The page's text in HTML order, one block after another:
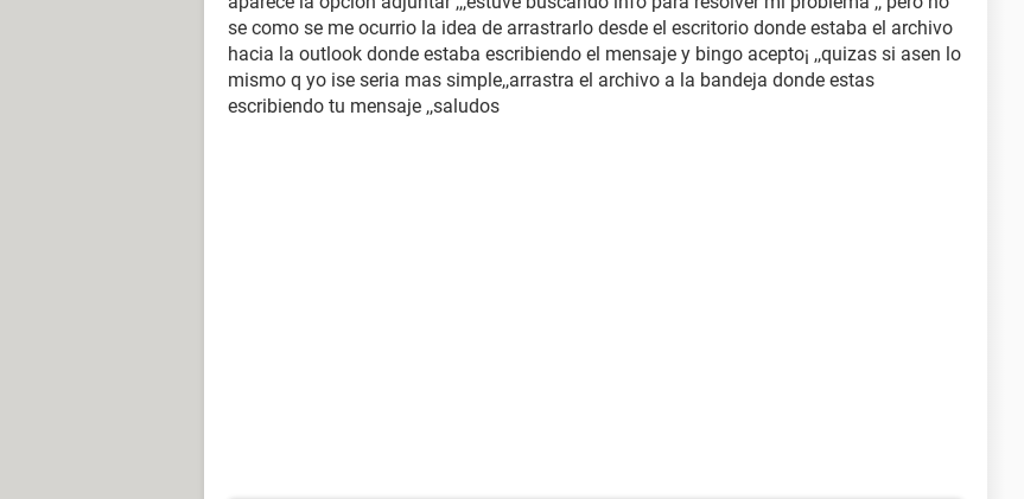
se como se me ocurrio la idea de arrastrarlo desde el escritorio donde estaba el archivo
hacia la outlook donde estaba escribiendo el mensaje y bingo acepto¡ ,,quizas si asen lo
mismo q yo ise seria mas simple,,arrastra el archivo a la bandeja donde estas
escribiendo tu mensaje ,,saludos